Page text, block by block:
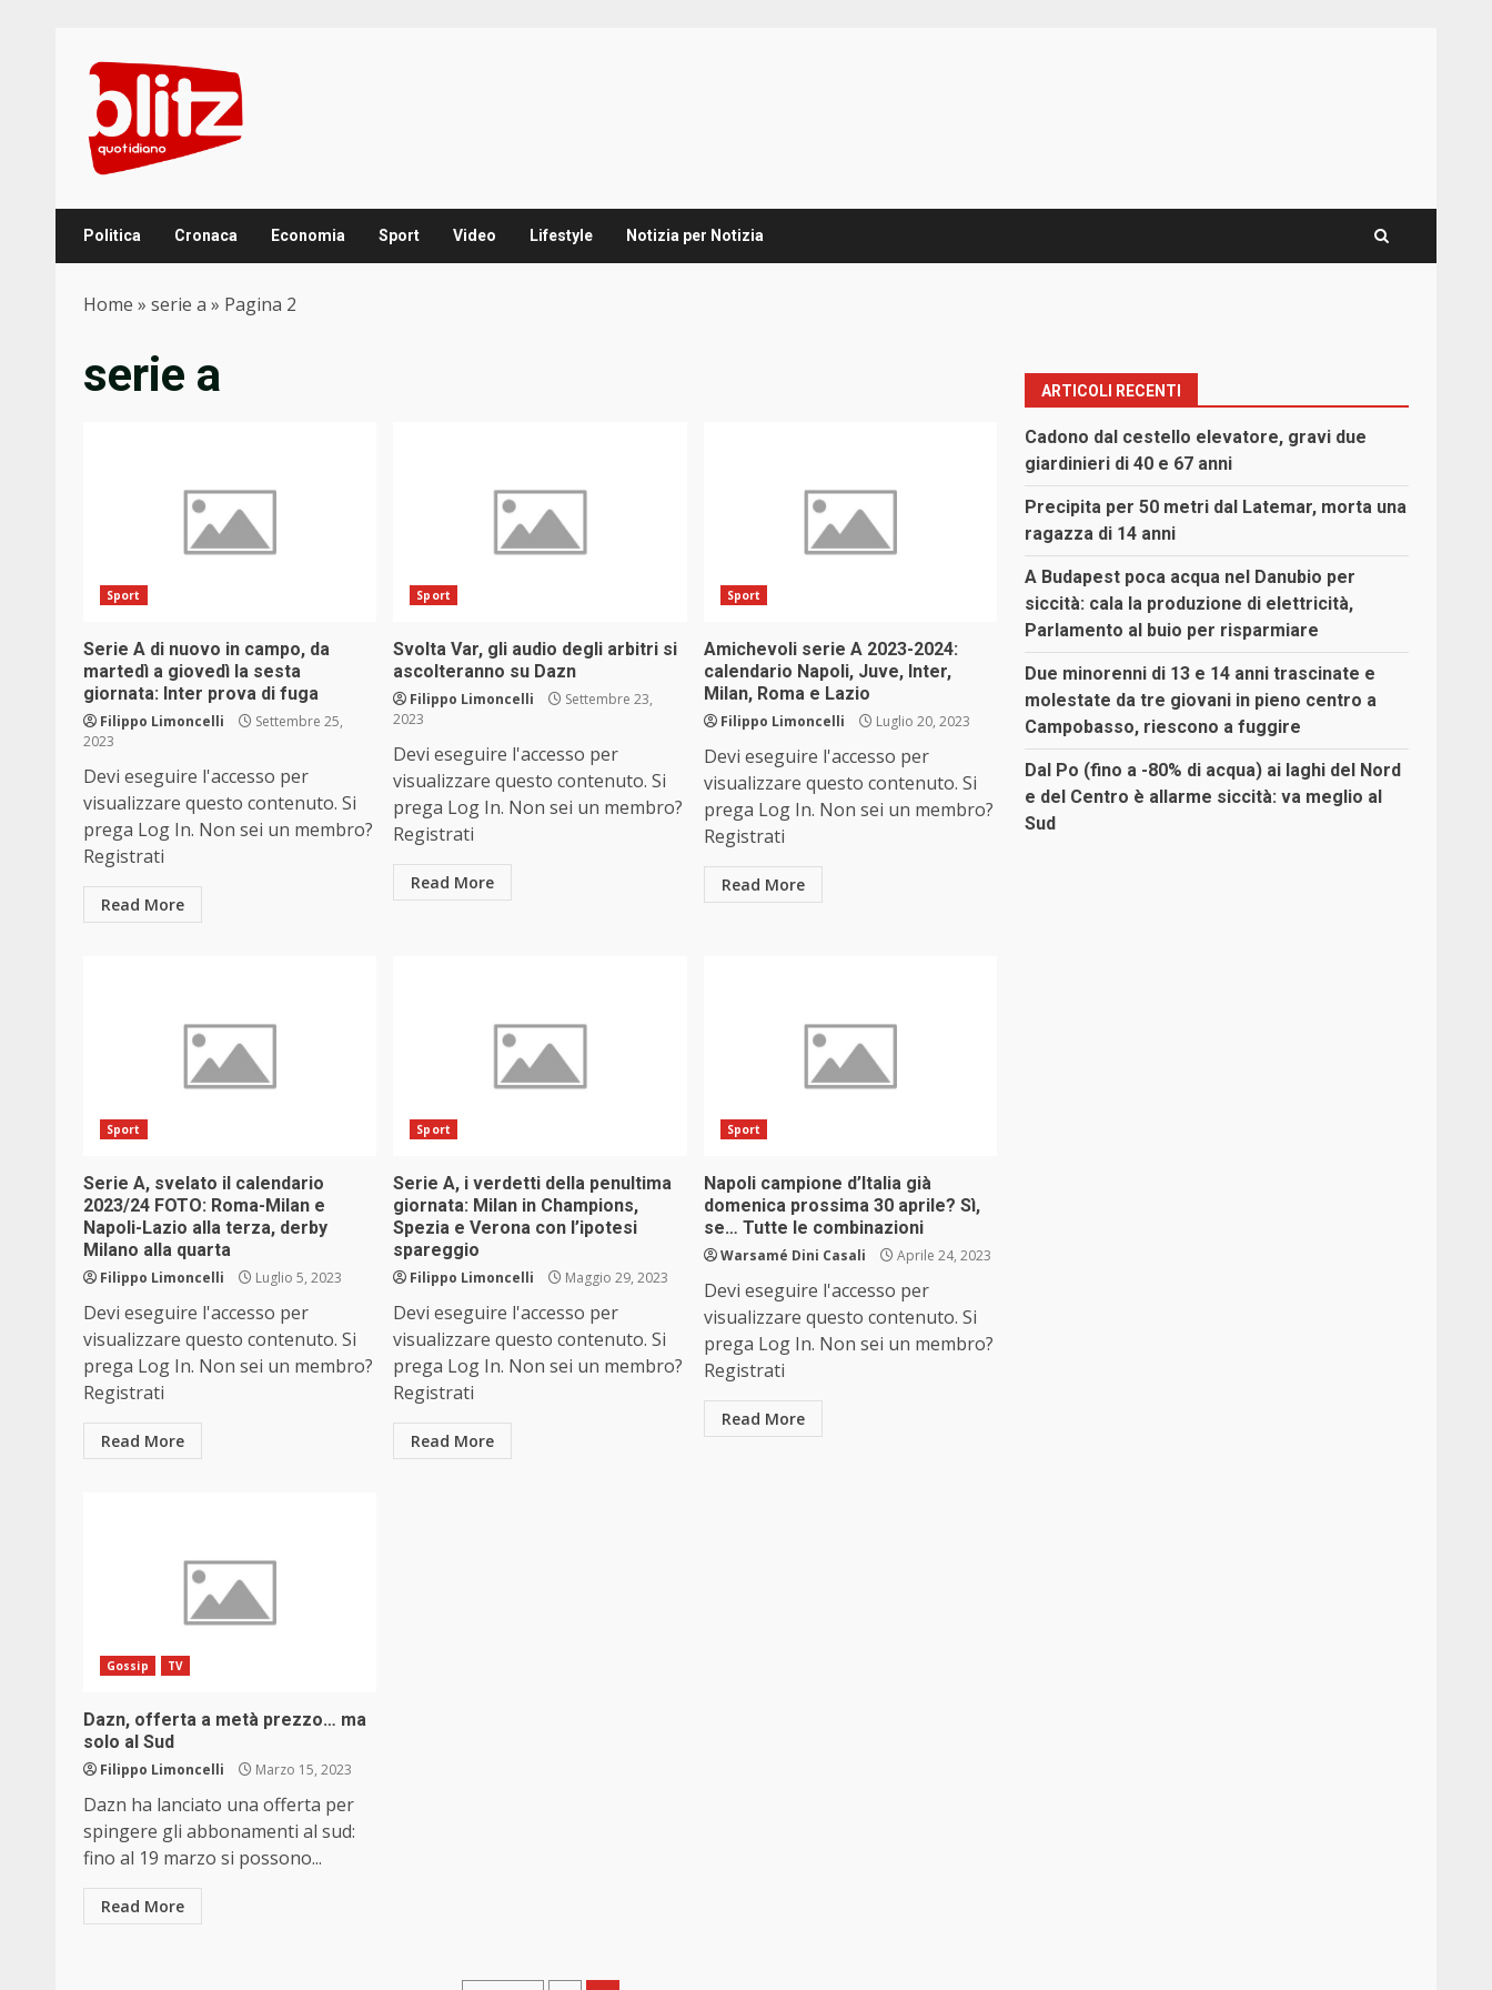
content
Politica Cronaca Economia Sport Video Lifestyle Notizia per Notizia
Home » serie a » Pagina 2
serie a
Sport
Serie A di nuovo in campo, da
martedì a giovedì la sesta
giornata: Inter prova di fuga
Filippo Limoncelli
Settembre 25,
2023
Devi eseguire l'accesso per
visualizzare questo contenuto. Si
prega Log In. Non sei un membro?
Registrati
Read More
Sport
Svolta Var, gli audio degli arbitri si
ascolteranno su Dazn
Filippo Limoncelli
Settembre 23,
2023
Devi eseguire l'accesso per
visualizzare questo contenuto. Si
prega Log In. Non sei un membro?
Registrati
Read More
Sport
Amichevoli serie A 2023-2024:
calendario Napoli, Juve, Inter,
Milan, Roma e Lazio
Filippo Limoncelli Luglio 20, 2023
Devi eseguire l'accesso per
visualizzare questo contenuto. Si
prega Log In. Non sei un membro?
Registrati
Read More
Sport
Serie A, svelato il calendario
2023/24 FOTO: Roma-Milan e
Napoli-Lazio alla terza, derby
Milano alla quarta
Filippo Limoncelli Luglio 5, 2023
Devi eseguire l'accesso per
visualizzare questo contenuto. Si
prega Log In. Non sei un membro?
Registrati
Read More
Sport
Serie A, i verdetti della penultima
giornata: Milan in Champions,
Spezia e Verona con l’ipotesi
spareggio
Filippo Limoncelli Maggio 29, 2023
Devi eseguire l'accesso per
visualizzare questo contenuto. Si
prega Log In. Non sei un membro?
Registrati
Read More
Sport
Napoli campione d’Italia già
domenica prossima 30 aprile? Sì,
se… Tutte le combinazioni
Warsamé Dini Casali Aprile 24, 2023
Devi eseguire l'accesso per
visualizzare questo contenuto. Si
prega Log In. Non sei un membro?
Registrati
Read More
Gossip TV
Dazn, offerta a metà prezzo… ma
solo al Sud
Filippo Limoncelli Marzo 15, 2023
Dazn ha lanciato una offerta per
spingere gli abbonamenti al sud:
fino al 19 marzo si possono...
Read More
ARTICOLI RECENTI
Cadono dal cestello elevatore, gravi due
giardinieri di 40 e 67 anni
Precipita per 50 metri dal Latemar, morta una
ragazza di 14 anni
A Budapest poca acqua nel Danubio per
siccità: cala la produzione di elettricità,
Parlamento al buio per risparmiare
Due minorenni di 13 e 14 anni trascinate e
molestate da tre giovani in pieno centro a
Campobasso, riescono a fuggire
Dal Po (fino a -80% di acqua) ai laghi del Nord
e del Centro è allarme siccità: va meglio al
Sud